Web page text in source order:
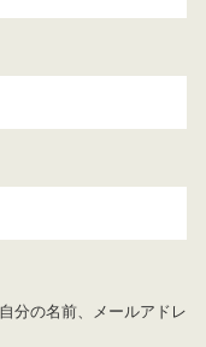
分の名前、メールアドレ